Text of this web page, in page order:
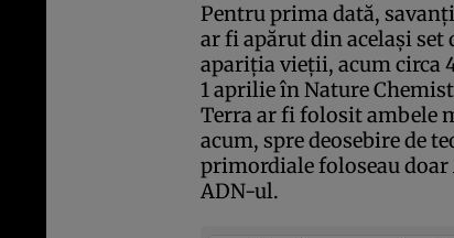
Pentru prima dată,
ar fi apărut din acelaşi set
apariţia vieţii, acum circa
1 aprilie în Nature
Terra ar fi folosit ambele
acum, spre deosebire de
primordiale foloseau
ADN-ul.